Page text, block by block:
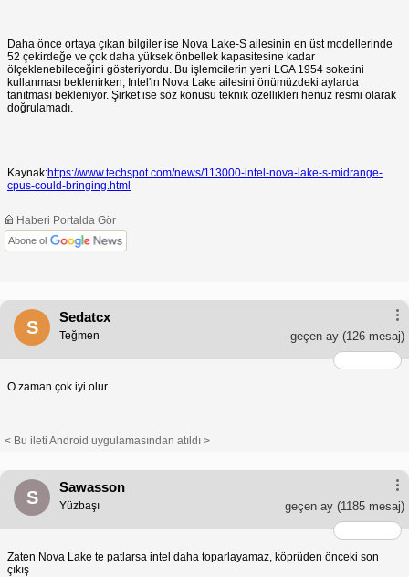
Daha önce ortaya çıkan bilgiler ise Nova Lake-S ailesinin en üst modellerinde
52 çekirdeğe ve çok daha yüksek önbellek kapasitesine kadar
ölçeklenebileceğini gösteriyordu. Bu işlemcilerin yeni LGA 1954 soketini
kullanması beklenirken, Intel'in Nova Lake ailesini önümüzdeki aylarda
tanıtması bekleniyor. Şirket ise söz konusu teknik özellikleri henüz resmi olarak
doğrulamadı.
Kaynak:https://www.techspot.com/news/113000-intel-nova-lake-s-midrange-
cpus-could-bringing.html
Haberi Portalda Gör
Abone ol
S
Sedatcx
geçen ay (126 mesaj)
Teğmen
O zaman çok iyi olur
< Bu ileti Android uygulamasından atıldı >
S
Sawasson
geçen ay (1185 mesaj)
Yüzbaşı
Zaten Nova Lake te patlarsa intel daha toparlayamaz, köprüden önceki son
çıkış